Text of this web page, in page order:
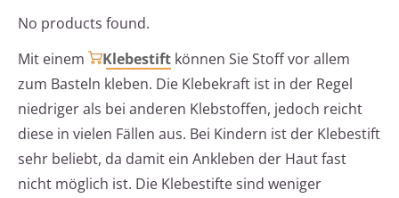
No products found.
Mit einem
Klebestift können Sie Stoff vor allem
zum Basteln kleben. Die Klebekraft ist in der Regel
niedriger als bei anderen Klebstoffen, jedoch reicht
diese in vielen Fällen aus. Bei Kindern ist der Klebestift
sehr beliebt, da damit ein Ankleben der Haut fast
nicht möglich ist. Die Klebestifte sind weniger